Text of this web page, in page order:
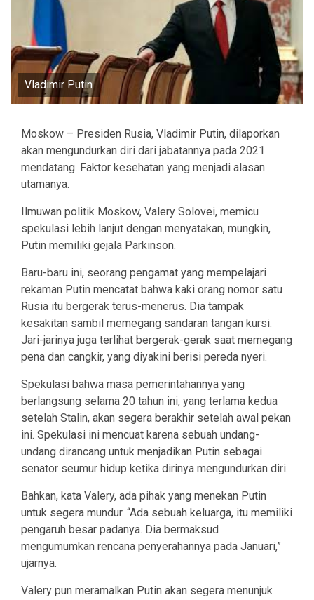
Vladimir Putin
Moskow – Presiden Rusia, Vladimir Putin, dilaporkan
akan mengundurkan diri dari jabatannya pada 2021
mendatang. Faktor kesehatan yang menjadi alasan
utamanya.
Ilmuwan politik Moskow, Valery Solovei, memicu
spekulasi lebih lanjut dengan menyatakan, mungkin,
Putin memiliki gejala Parkinson.
Baru-baru ini, seorang pengamat yang mempelajari
rekaman Putin mencatat bahwa kaki orang nomor satu
Rusia itu bergerak terus-menerus. Dia tampak
kesakitan sambil memegang sandaran tangan kursi.
Jari-jarinya juga terlihat bergerak-gerak saat memegang
pena dan cangkir, yang diyakini berisi pereda nyeri.
Spekulasi bahwa masa pemerintahannya yang
berlangsung selama 20 tahun ini, yang terlama kedua
setelah Stalin, akan segera berakhir setelah awal pekan
ini. Spekulasi ini mencuat karena sebuah undang-
undang dirancang untuk menjadikan Putin sebagai
senator seumur hidup ketika dirinya mengundurkan diri.
Bahkan, kata Valery, ada pihak yang menekan Putin
untuk segera mundur. “Ada sebuah keluarga, itu memiliki
pengaruh besar padanya. Dia bermaksud
mengumumkan rencana penyerahannya pada Januari,”
ujarnya.
Valery pun meramalkan Putin akan segera menunjuk